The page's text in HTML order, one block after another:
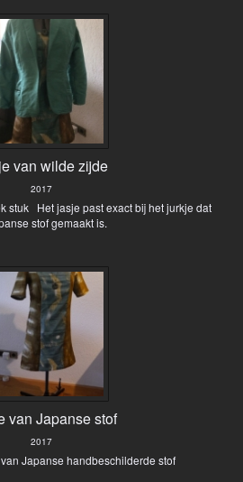
van wilde zijde
2017
stuk Het jasje past exact bij het jurkje dat
stof gemaakt is.
van Japanse stof
2017
Japanse handbeschilderde stof